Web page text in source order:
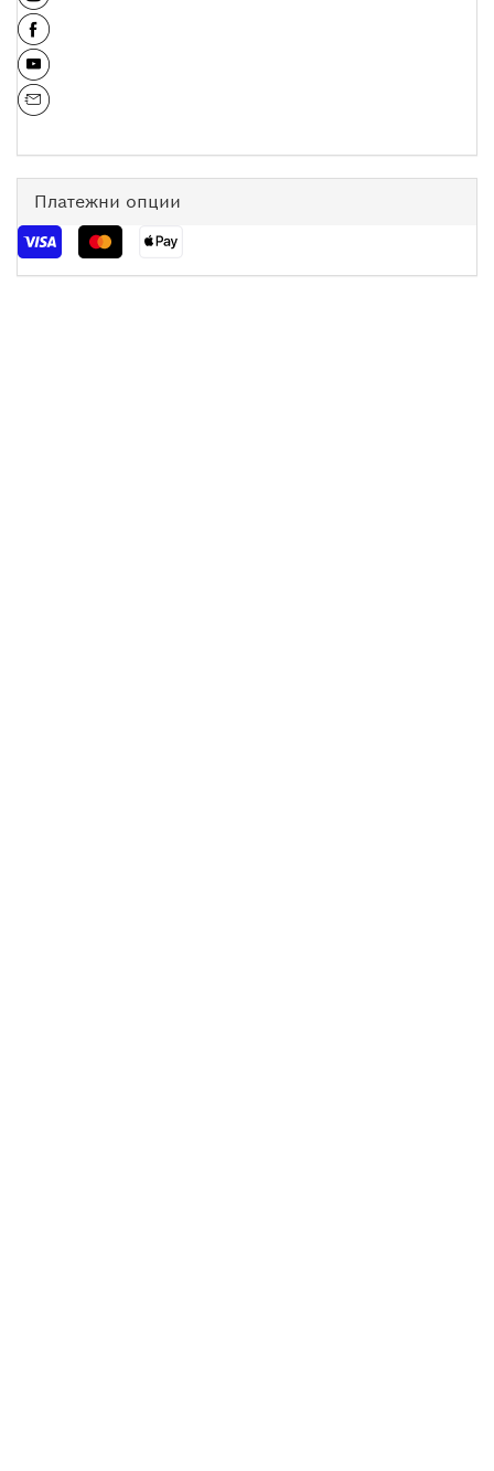
Платежни опции